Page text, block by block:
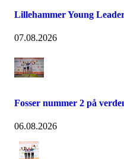
Lillehammer Young
07.08.2026
Fosser nummer 2 på
06.08.2026